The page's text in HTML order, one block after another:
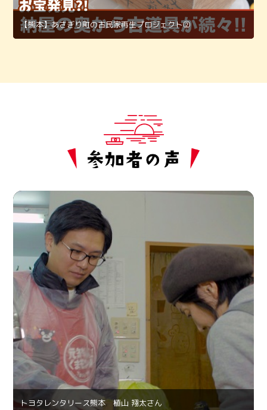
【熊本】あさぎり町の古民家再生プロジェクト②
トヨタレンタリース熊本 植山 翔太さん